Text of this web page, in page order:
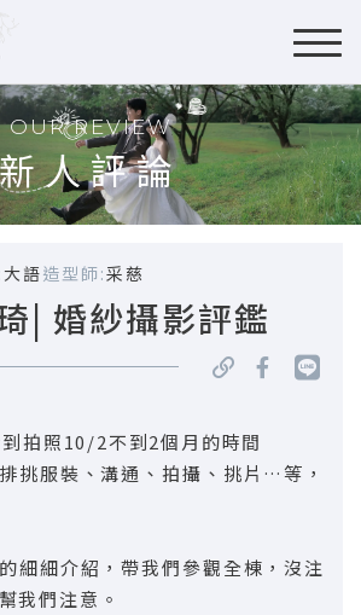
OUR REVIEW
新人評論
大語造型師:采慈
| 婚紗攝影評鑑
拍照10/2不到2個月的時間
挑服裝、溝通、拍攝、挑片…等，
細細介紹，帶我們參觀全棟，沒注
我們注意。